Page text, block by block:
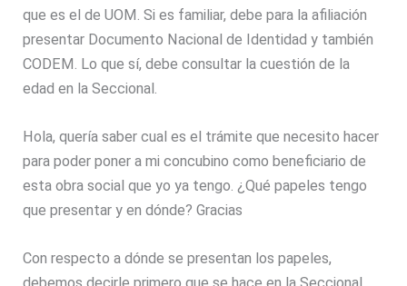
que es el de UOM. Si es familiar, debe para la afiliación
presentar Documento Nacional de Identidad y también
CODEM. Lo que sí, debe consultar la cuestión de la
edad en la Seccional.
Hola, quería saber cual es el trámite que necesito hacer
para poder poner a mi concubino como beneficiario de
esta obra social que yo ya tengo. ¿Qué papeles tengo
que presentar y en dónde? Gracias
Con respecto a dónde se presentan los papeles,